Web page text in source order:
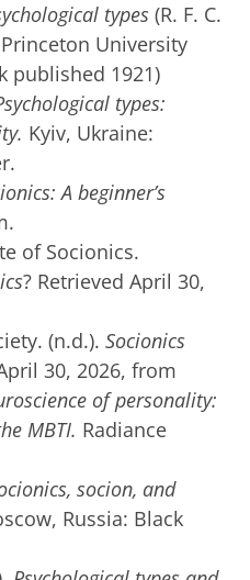
types (R. F. C.
University
published 1921)
types:
Kyiv, Ukraine:
A beginner’s
of Socionics.
? Retrieved April 30,
(n.d.). Socionics
30, 2026, from
of personality:
MBTI. Radiance
socion, and
Russia: Black